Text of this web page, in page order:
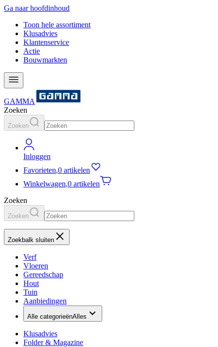
Ga naar hoofdinhoud
Toon hele assortiment
Klusadvies
Klantenservice
Actie
Bouwmarkten
GAMMA
Zoeken
Zoeken
Inloggen
Favorieten,0 artikelen
Winkelwagen,0 artikelen
Zoeken
Zoeken
Zoekbalk sluiten
Verf
Vloeren
Gereedschap
Hout
Tuin
Aanbiedingen
Alle categorieënAlles
Klusadvies
Folder & Magazine